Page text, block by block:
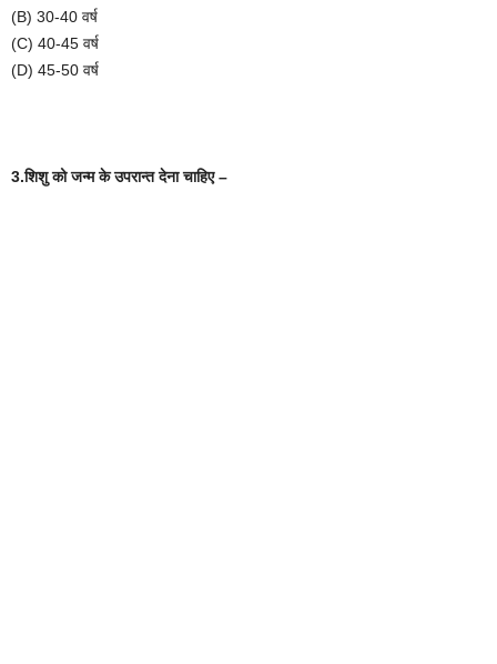
(B) 30-40 वर्ष
(C) 40-45 वर्ष
(D) 45-50 वर्ष
3.शिशु को जन्म के उपरान्त देना चाहिए –